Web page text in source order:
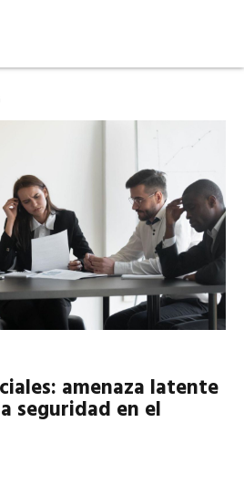
amenaza latente
seguridad en el